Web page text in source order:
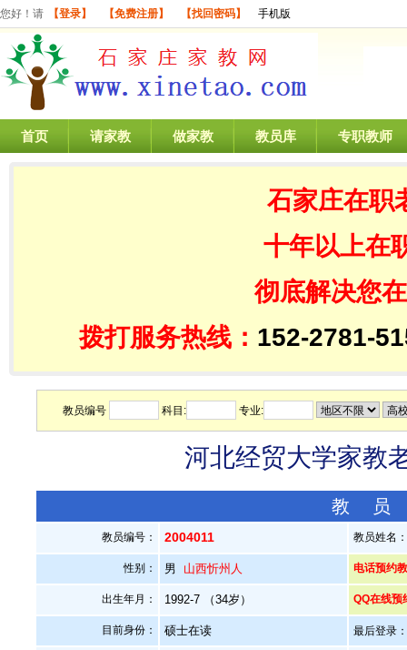
您好！请 【登录】 【免费注册】 【找回密码】 手机版
首页 请家教 做家教 教员库 专职教师
石家庄在职
十年以上在
彻底解决您
拨打服务热线： 152-2781-
教员编号 科目: 专业:
河北经贸大学家教
教
教员编号： 2004011 教员姓名
性别： 男 山西忻州人 电话预约
出生年月： 1992-7 （34岁） QQ在线预
目前身份： 硕士在读 最后登录